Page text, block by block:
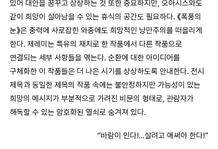
있어 대안을 꿈꾸고 상상하는 것 또한 중요하지만, 오아시스와도
같이 희망이 살아남을 수 있는 휴식의 공간도 필요하다. 《폭풍의
눈》은 중력에 사로잡힌 와중에도 희망적인 낭만주의를 떠올리게
한다. 제레미는 특유의 재치로 한 작품에서 다른 작품으로
연결되는 세부 사항들을 엮는다. 순환에 대한 아이디어를
구체화한 이 작품들은 더 나은 시기를 상상하도록 안내한다. 전시
제목과 동일한 제목의 작품 속에는 불안정하지만 가능성이 있는
희망의 메시지가 부분적으로 가려진 비문의 형태로, 관람자가
해독할 수 있는 암호화된 열쇠로 숨겨져 있다.
“바람이 인다!…살려고 애써야 한다!”